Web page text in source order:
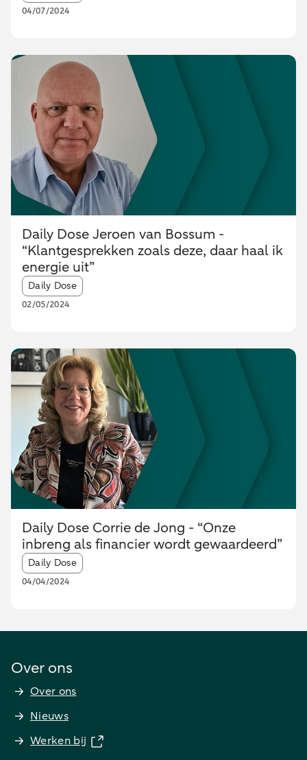
04/07/2024
Daily Dose Jeroen van Bossum -
“Klantgesprekken zoals deze, daar haal ik
energie uit”
Article tags:
Daily Dose
02/05/2024
Daily Dose Corrie de Jong - “Onze
inbreng als financier wordt gewaardeerd”
Article tags:
Daily Dose
04/04/2024
Over ons
Over ons
Nieuws
Werken bij